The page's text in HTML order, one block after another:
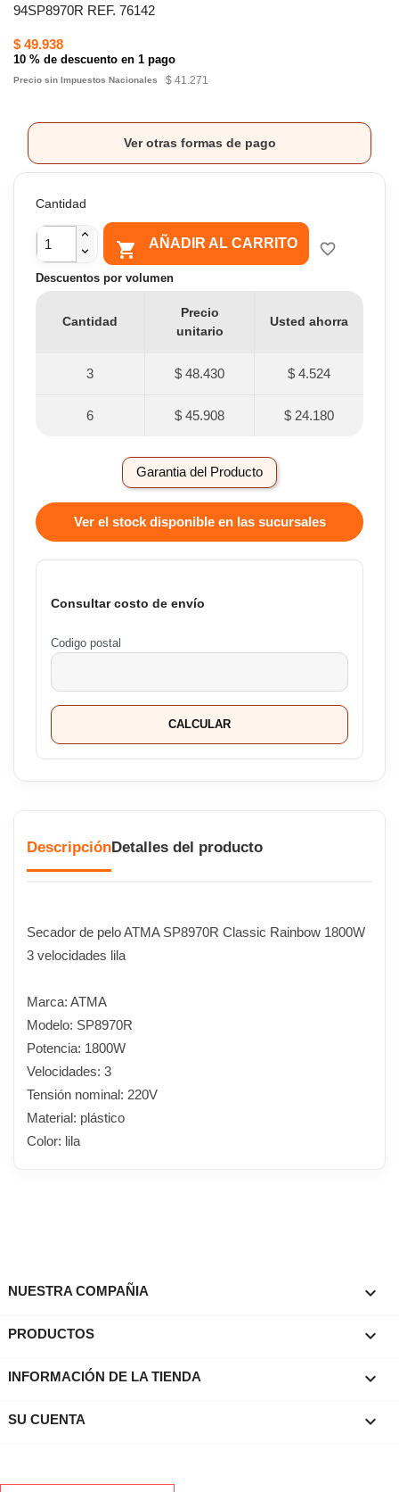
94SP8970R REF. 76142
$ 49.938
10 % de descuento en 1 pago
Precio sin Impuestos Nacionales $ 41.271
Ver otras formas de pago
Cantidad
 AÑADIR AL CARRITO favorite_border
Descuentos por volumen
Cantidad
Precio
unitario
Usted ahorra
3 $ 48.430 $ 4.524
6 $ 45.908 $ 24.180
Garantia del Producto
Ver el stock disponible en las sucursales
Consultar costo de envío
Codigo postal
CALCULAR
DescripciónDetalles del producto
Secador de pelo ATMA SP8970R Classic Rainbow 1800W
3 velocidades lila
Marca: ATMA
Modelo: SP8970R
Potencia: 1800W
Velocidades: 3
Tensión nominal: 220V
Material: plástico
Color: lila
NUESTRA COMPAÑIA 
PRODUCTOS 
INFORMACIÓN DE LA TIENDA keyboard_arrow_down
SU CUENTA 